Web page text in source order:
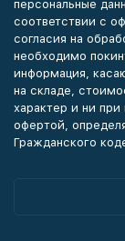
персональные
соответствии с
согласия на
необходимо
информация,
на складе,
характер и ни при
офертой,
Гражданского